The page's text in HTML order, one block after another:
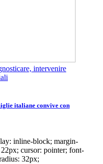
intervenire
italiane convive con
inline-block; margin-
cursor: pointer; font-
32px;